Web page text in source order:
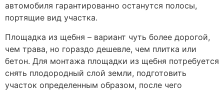
автомобиля гарантированно останутся полосы,
портящие вид участка.
Площадка из щебня – вариант чуть более дорогой,
чем трава, но гораздо дешевле, чем плитка или
бетон. Для монтажа площадки из щебня потребуется
снять плодородный слой земли, подготовить
участок определенным образом, после чего